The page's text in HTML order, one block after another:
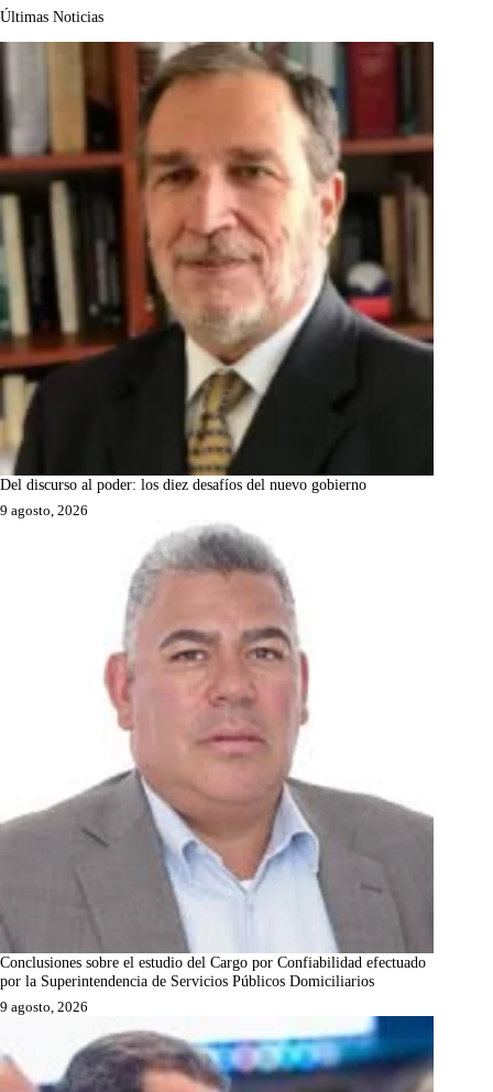
Últimas Noticias
Del discurso al poder: los diez desafíos del nuevo gobierno
9 agosto, 2026
Conclusiones sobre el estudio del Cargo por Confiabilidad efectuado
por la Superintendencia de Servicios Públicos Domiciliarios
9 agosto, 2026